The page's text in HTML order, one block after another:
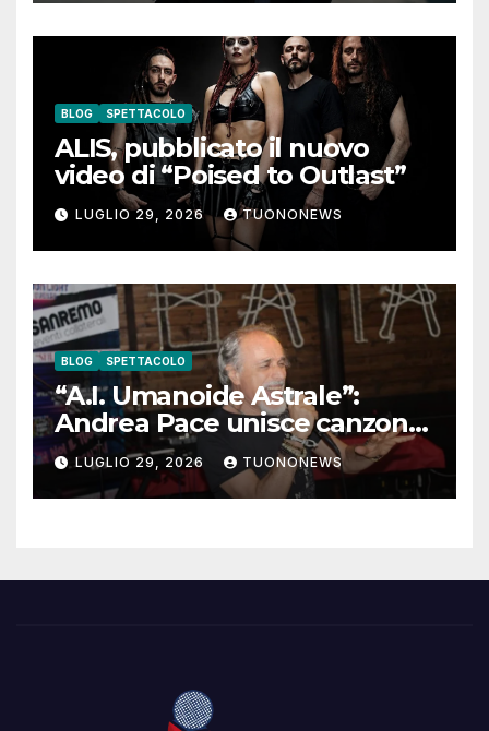
BLOG SPETTACOLO
ALIS, pubblicato il nuovo
video di “Poised to Outlast”
LUGLIO 29, 2026 TUONONEWS
BLOG SPETTACOLO
“A.I. Umanoide Astrale”:
Andrea Pace unisce canzone
d’autore e ricerca
contemporanea
LUGLIO 29, 2026 TUONONEWS